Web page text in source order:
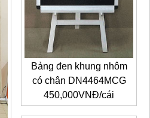
Bảng đen khung nhôm
có chân DN4464MCG
450,000VNĐ/cái